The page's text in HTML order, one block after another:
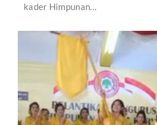
kader Himpunan…